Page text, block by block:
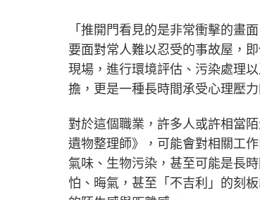
「推開門看見的是非常衝擊的畫
要面對常人難以忍受的事故屋，
現場，進行環境評估、污染處理
擔，更是一種長時間承受心理壓力
對於這個職業，許多人或許相當
遺物整理師》，可能會對相關工
氣味、生物污染，甚至可能是長
怕、晦氣，甚至「不吉利」的刻